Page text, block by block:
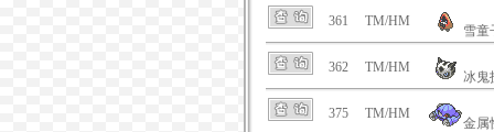
361 TM/HM
雪童
362 TM/HM
冰鬼
375 TM/HM
金属